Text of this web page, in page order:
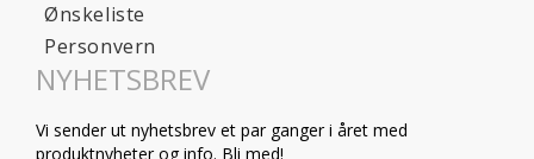
Ønskeliste
Personvern
NYHETSBREV
Vi sender ut nyhetsbrev et par ganger i året med
produktnyheter og info. Bli med!